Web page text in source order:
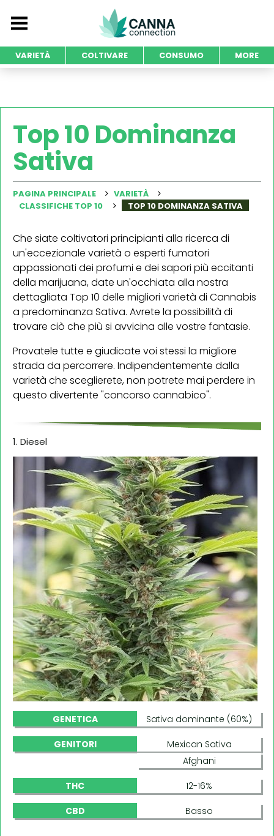
VARIETÀ COLTIVARE CONSUMO MORE
Top 10 Dominanza
Sativa
PAGINA PRINCIPALE
VARIETÀ
CLASSIFICHE TOP 10
TOP 10 DOMINANZA SATIVA
Che siate coltivatori principianti alla ricerca di
un'eccezionale varietà o esperti fumatori
appassionati dei profumi e dei sapori più eccitanti
della marijuana, date un'occhiata alla nostra
dettagliata Top 10 delle migliori varietà di Cannabis
a predominanza Sativa. Avrete la possibilità di
trovare ciò che più si avvicina alle vostre fantasie.
Provatele tutte e giudicate voi stessi la migliore
strada da percorrere. Indipendentemente dalla
varietà che sceglierete, non potrete mai perdere in
questo divertente "concorso cannabico".
1. Diesel
GENETICA Sativa dominante (60%)
GENITORI
Mexican Sativa
Afghani
THC 12-16%
CBD Basso